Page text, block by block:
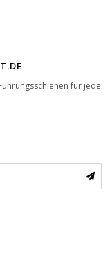
für jede